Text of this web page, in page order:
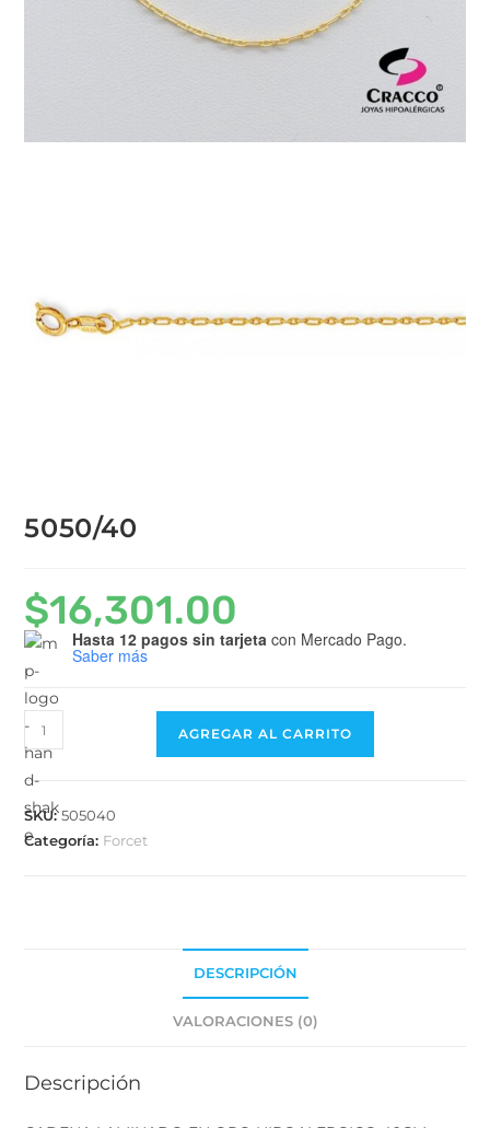
5050/40
$16,301.00
Hasta 12 pagos sin tarjeta con Mercado Pago.
Saber más
AGREGAR AL CARRITO
SKU:505040
Categoría: Forcet
DESCRIPCIÓN
VALORACIONES (0)
Descripción